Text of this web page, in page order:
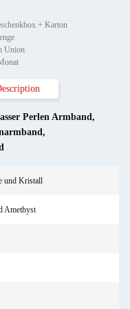
+ Karton
Union
Perlen Armband,
,
und Kristall
Amethyst